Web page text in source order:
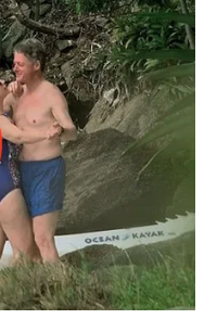
i obaveze, ali će